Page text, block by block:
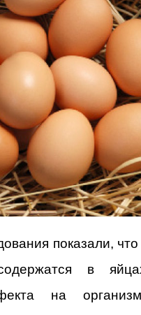
показали,
в
на